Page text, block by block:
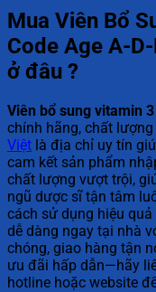
Mua Viên Bổ
Code Age A-
ở đâu ?
Viên bổ sung vitamin
chính hãng, chất
Việt là địa chỉ uy tín
cam kết sản phẩm
chất lượng vượt trội,
ngũ dược sĩ tận tâm
cách sử dụng hiệu
dễ dàng ngay tại nhà
chóng, giao hàng tận
ưu đãi hấp dẫn—hãy
hotline hoặc website